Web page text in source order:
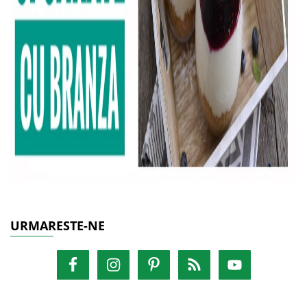
URMARESTE-NE